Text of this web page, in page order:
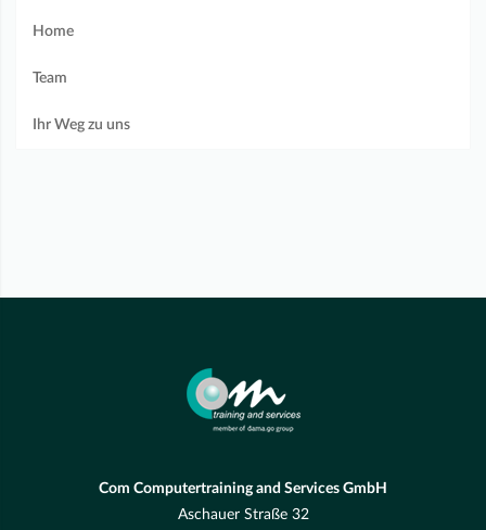
Home
Team
Ihr Weg zu uns
Com Computertraining and Services GmbH
Aschauer Straße 32